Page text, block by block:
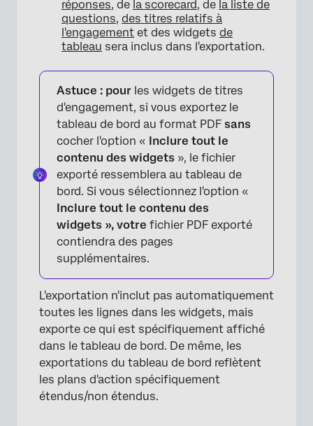
réponses, de la scorecard, de la liste de
questions, des titres relatifs à
l'engagement et des widgets de
tableau sera inclus dans l'exportation.
Astuce : pour les widgets de titres
d'engagement, si vous exportez le
tableau de bord au format PDF sans
cocher l'option « Inclure tout le
contenu des widgets », le fichier
exporté ressemblera au tableau de
bord. Si vous sélectionnez l'option «
Inclure tout le contenu des
widgets », votre fichier PDF exporté
contiendra des pages
supplémentaires.
L'exportation n'inclut pas automatiquement
toutes les lignes dans les widgets, mais
exporte ce qui est spécifiquement affiché
dans le tableau de bord. De même, les
exportations du tableau de bord reflètent
les plans d'action spécifiquement
étendus/non étendus.